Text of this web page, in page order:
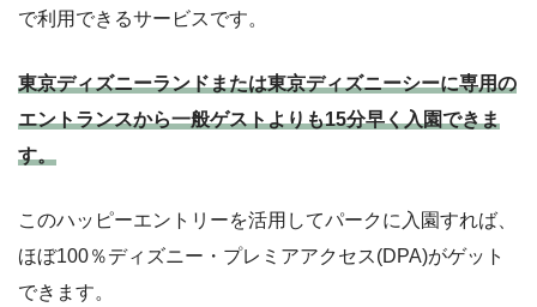
で利用できるサービスです。
東京ディズニーランドまたは東京ディズニーシーに専用の
エントランスから一般ゲストよりも15分早く入園できま
す。
このハッピーエントリーを活用してパークに入園すれば、
ほぼ100％ディズニー・プレミアアクセス(DPA)がゲット
できます。